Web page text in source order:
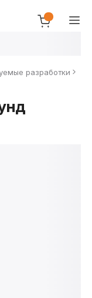
разработки